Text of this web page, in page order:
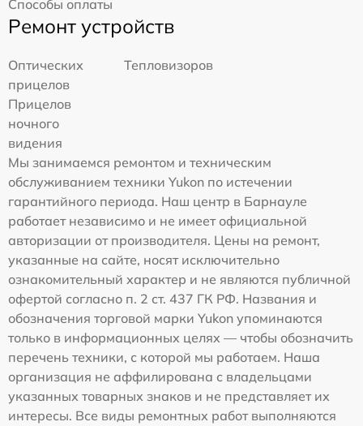
Способы оплаты
Ремонт устройств
Оптических
прицелов
Тепловизоров
Прицелов
ночного
видения
Мы занимаемся ремонтом и техническим
обслуживанием техники Yukon по истечении
гарантийного периода. Наш центр в Барнауле
работает независимо и не имеет официальной
авторизации от производителя. Цены на ремонт,
указанные на сайте, носят исключительно
ознакомительный характер и не являются публичной
офертой согласно п. 2 ст. 437 ГК РФ. Названия и
обозначения торговой марки Yukon упоминаются
только в информационных целях — чтобы обозначить
перечень техники, с которой мы работаем. Наша
организация не аффилирована с владельцами
указанных товарных знаков и не представляет их
интересы. Все виды ремонтных работ выполняются